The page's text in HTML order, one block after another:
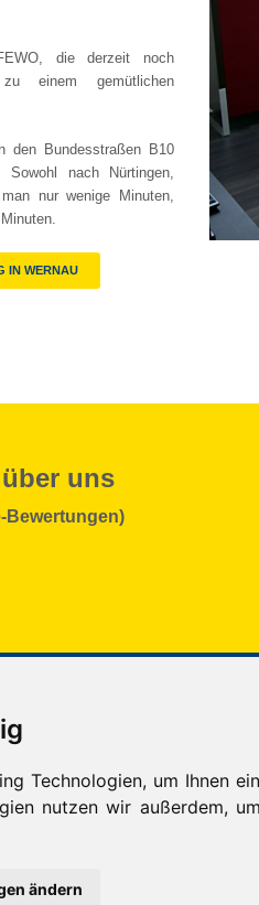
Technologien, um Ihnen
nutzen wir außerdem,
ändern
die derzeit noch
einem gemütlichen
den Bundesstraßen B10
nach Nürtingen,
nur wenige Minuten,
IN WERNAU
uns
Bewertungen)
Ferienwohnung Filderstadt
Ferienwohnung Esslingen